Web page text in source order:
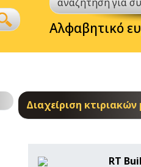
Αλφαβητικό
Διαχείριση
RT